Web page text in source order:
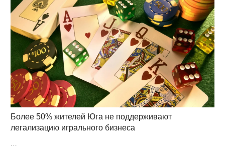
Более 50% жителей Юга не поддерживают
легализацию игрального бизнеса
…